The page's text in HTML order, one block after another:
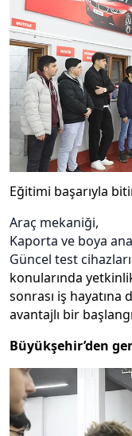
Eğitimi başarıyla
Araç mekaniği,
Kaporta ve boya
Güncel test
konularında
sonrası iş hayatına
avantajlı bir
Büyükşehir’den